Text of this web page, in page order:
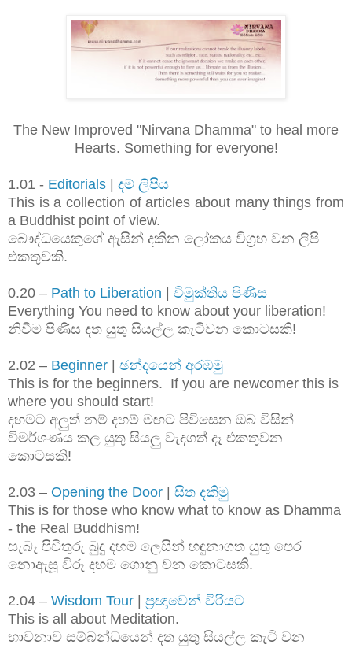
The New Improved "Nirvana Dhamma" to heal more
Hearts. Something for everyone!
1.01 - Editorials
දම් ලිපිය
This is a collection of articles about many things from
a Buddhist point of view.
බෞද්ධයෙකුගේ ඇසින් දකින ලෝකය විග්‍රහ වන ලිපි
එකතුවකි.
0.20 – Path to Liberation
විමුක්තිය පිණිස
Everything You need to know about your liberation!
නිවීම පිණිස දත යුතු සියල්ල කැටිවන කොටසකි!
2.02 – Beginner
ඡන්දයෙන් අරඹමු
This is for the beginners. If you are newcomer this is
where you should start!
දහමට අලුත් නම් දහම් මඟට පිවිසෙන ඔබ විසින්
විමර්ශණය කල යුතු සියලු වැදගත් දෑ එකතුවන
කොටසකි!
2.03 – Opening the Door
සිත දකිමු
This is for those who know what to know as Dhamma
- the Real Buddhism!
සැබෑ පිවිතුරු බුදු දහම ලෙසින් හඳුනාගත යුතු පෙර
නොඇසූ විරූ දහම ගොනු වන කොටසකි.
2.04 – Wisdom Tour
ප්‍රඥාවෙන් විරියට
This is all about Meditation.
භාවනාව සම්බන්ධයෙන් දත යුතු සියල්ල කැටි වන